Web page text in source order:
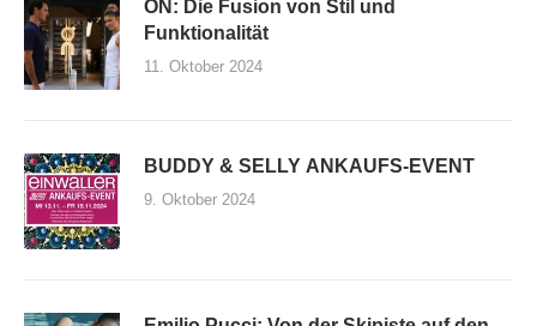
ON: Die Fusion von Stil und
Funktionalität
11. Oktober 2024
BUDDY & SELLY ANKAUFS-EVENT
9. Oktober 2024